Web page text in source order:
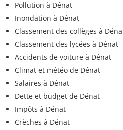
Pollution à Dénat
Inondation à Dénat
Classement des collèges à
Classement des lycées à Dénat
Accidents de voiture à Dénat
Climat et météo de Dénat
Salaires à Dénat
Dette et budget de Dénat
Impôts à Dénat
Crèches à Dénat